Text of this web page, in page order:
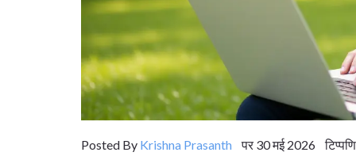
Posted By Krishna Prasanth पर 30 मई 2026